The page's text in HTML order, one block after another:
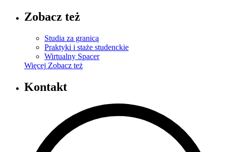
Zobacz też
Studia za granicą
Praktyki i staże studenckie
Wirtualny Spacer
Więcej Zobacz też
Kontakt